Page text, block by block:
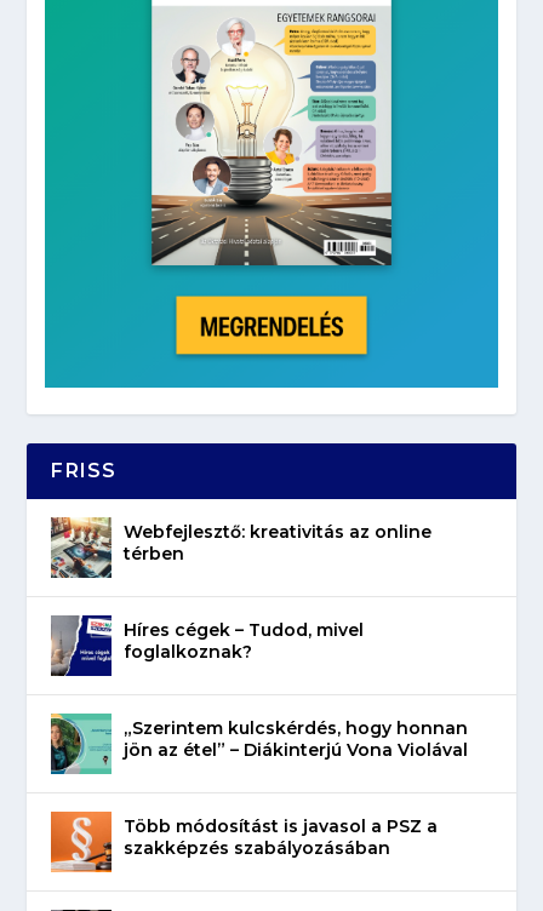
FRISS
Webfejlesztő: kreativitás az online
térben
Híres cégek – Tudod, mivel
foglalkoznak?
„Szerintem kulcskérdés, hogy honnan
jön az étel” – Diákinterjú Vona Violával
Több módosítást is javasol a PSZ a
szakképzés szabályozásában